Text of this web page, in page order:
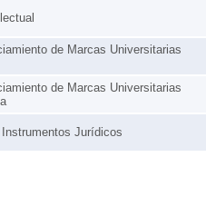
de Marcas Universitarias
de Marcas Universitarias
Jurídicos